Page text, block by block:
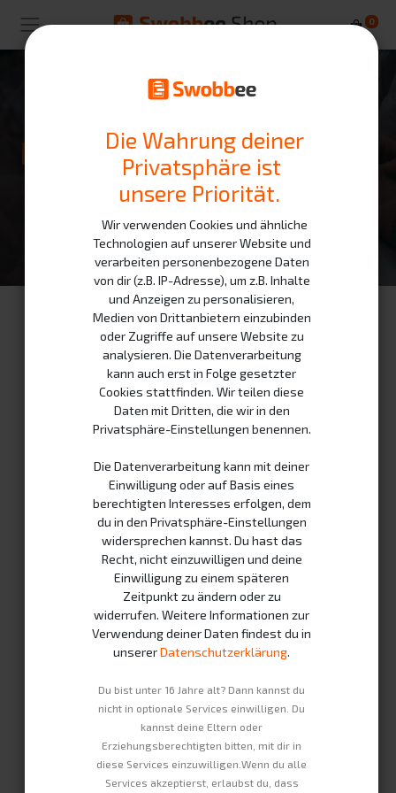
0
Kontakt
Hast du Fragen zu einer Bestellung oder möchtest du mehr
über unsere Dienstleistungen erfahren? Schreib uns eine
Nachricht über das Kontaktformular. Wir werden alles
daran setzen, uns so schnell wie möglich mit dir in
Verbindung zu setzen.
Dein Name
Telefonnummer
Deine E-Mail *
Die Wahrung deiner
Privatsphäre ist
unsere Priorität.
Wir verwenden Cookies und ähnliche
Technologien auf unserer Website und
verarbeiten personenbezogene Daten
von dir (z.B. IP-Adresse), um z.B. Inhalte
und Anzeigen zu personalisieren,
Medien von Drittanbietern einzubinden
oder Zugriffe auf unsere Website zu
analysieren. Die Datenverarbeitung
kann auch erst in Folge gesetzter
Cookies stattfinden. Wir teilen diese
Daten mit Dritten, die wir in den
Privatsphäre-Einstellungen benennen.
Die Datenverarbeitung kann mit deiner
Einwilligung oder auf Basis eines
berechtigten Interesses erfolgen, dem
du in den Privatsphäre-Einstellungen
widersprechen kannst. Du hast das
Recht, nicht einzuwilligen und deine
Einwilligung zu einem späteren
Zeitpunkt zu ändern oder zu
widerrufen. Weitere Informationen zur
Verwendung deiner Daten findest du in
unsererDatenschutzerklärung.
Du bist unter 16 Jahre alt? Dann kannst du
nicht in optionale Services einwilligen. Du
kannst deine Eltern oder
Erziehungsberechtigten bitten, mit dir in
diese Services einzuwilligen.Wenn du alle
Services akzeptierst, erlaubst du, dass